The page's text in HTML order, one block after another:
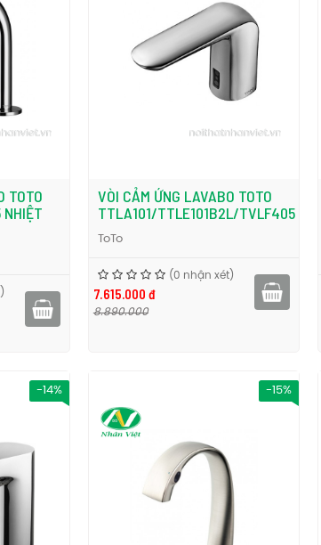
TOTO
VÒI CẢM ỨNG LAVABO TOTO
TTLA101/TTLE101B2L/TVLF405
ToTo
(0 nhận xét)
7.615.000 đ
8.890.000
-14% -15%